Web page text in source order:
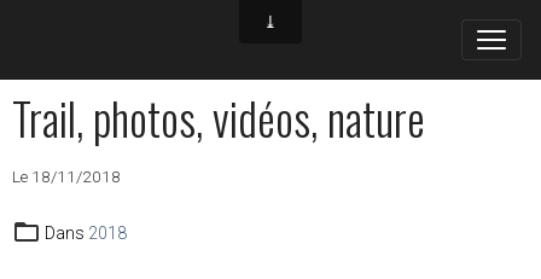
Trail, photos, vidéos, nature
Le 18/11/2018
Dans 2018